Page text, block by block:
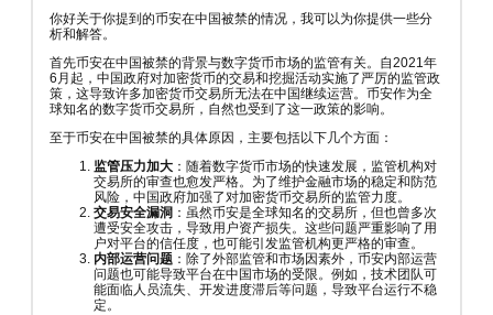
你好关于你提到的币安在中国被禁的情况，我可以为你提供一些分
析和解答。
首先币安在中国被禁的背景与数字货币市场的监管有关。自2021年
6月起，中国政府对加密货币的交易和挖掘活动实施了严厉的监管政
策，这导致许多加密货币交易所无法在中国继续运营。币安作为全
球知名的数字货币交易所，自然也受到了这一政策的影响。
至于币安在中国被禁的具体原因，主要包括以下几个方面：
监管压力加大 ：随着数字货币市场的快速发展，监管机构对
交易所的审查也愈发严格。为了维护金融市场的稳定和防范
风险，中国政府加强了对加密货币交易所的监管力度。
交易安全漏洞 ：虽然币安是全球知名的交易所，但也曾多次
遭受安全攻击，导致用户资产损失。这些问题严重影响了用
户对平台的信任度，也可能引发监管机构更严格的审查。
内部运营问题 ：除了外部监管和市场因素外，币安内部运营
问题也可能导致平台在中国市场的受限。例如，技术团队可
能面临人员流失、开发进度滞后等问题，导致平台运行不稳
定。